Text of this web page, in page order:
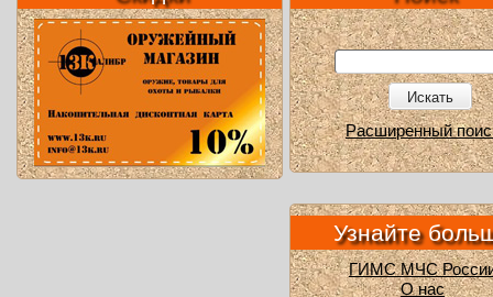
Искать
Расширенный
Узнайте
ГИМС МЧС
О нас